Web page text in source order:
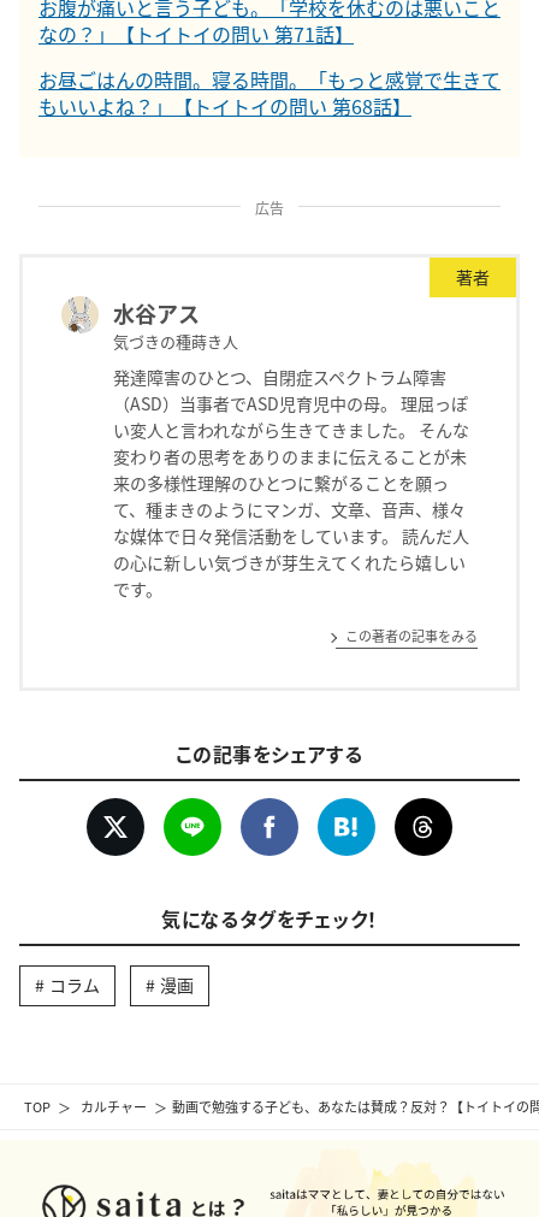
TOP カルチャー 動画で勉強する子ども、あなたは賛成？反対？【トイトイの
お腹が痛いと言う子ども。「学校を休むのは悪いこと
なの？」【トイトイの問い 第71話】
お昼ごはんの時間。寝る時間。「もっと感覚で生きて
もいいよね？」【トイトイの問い 第68話】
広告
著者
水谷アス
気づきの種蒔き人
発達障害のひとつ、自閉症スペクトラム障害
（ASD）当事者でASD児育児中の母。 理屈っぽ
い変人と言われながら生きてきました。 そんな
変わり者の思考をありのままに伝えることが未
来の多様性理解のひとつに繋がることを願っ
て、種まきのようにマンガ、文章、音声、様々
な媒体で日々発信活動をしています。 読んだ人
の心に新しい気づきが芽生えてくれたら嬉しい
です。
この著者の記事をみる
この記事をシェアする
気になるタグをチェック！
コラム 漫画